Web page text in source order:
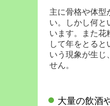
主に骨格や体型
い。しかし何と
います。また花
して年をとる
いう現象が生じ
せん。
大量の飲酒